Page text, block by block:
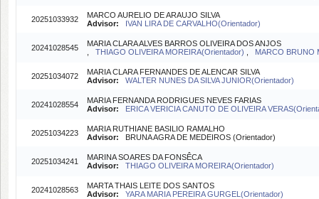
20251033932
MARCO AURELIO DE ARAUJO SILVA
Advisor:
IVAN LIRA DE CARVALHO(Orientador)
20241028545
MARIA CLARA ALVES BARROS OLIVEIRA DOS ANJOS
THIAGO OLIVEIRA MOREIRA(Orientador) MARCO BRUNO
20251034072
MARIA CLARA FERNANDES DE ALENCAR SILVA
Advisor:
WALTER NUNES DA SILVA JUNIOR(Orientador)
20241028554
MARIA FERNANDA RODRIGUES NEVES FARIAS
Advisor:
ERICA VERICIA CANUTO DE OLIVEIRA
20251034223
MARIA RUTHIANE BASILIO RAMALHO
Advisor: BRUNA AGRA DE MEDEIROS (Orientador)
20251034241
MARINA SOARES DA FONSÊCA
Advisor:
THIAGO OLIVEIRA MOREIRA(Orientador)
20241028563
MARTA THAIS LEITE DOS SANTOS
Advisor:
YARA MARIA PEREIRA GURGEL(Orientador)